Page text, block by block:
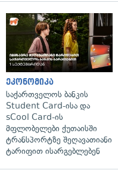
ეკონომიკა
საქართველოს ბანკის
Student Card-ისა და
sCool Card-ის
მფლობელები ქუთაისში
ტრანსპორტზე შეღავათიანი
ტარიფით ისარგებლებენ